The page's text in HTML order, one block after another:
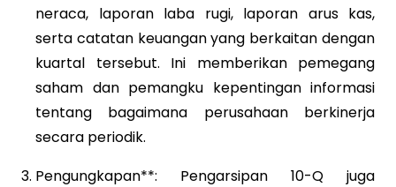
neraca, laporan laba rugi, laporan arus kas,
serta catatan keuangan yang berkaitan dengan
kuartal tersebut. Ini memberikan pemegang
saham dan pemangku kepentingan informasi
tentang bagaimana perusahaan berkinerja
secara periodik.
Pengungkapan**: Pengarsipan 10-Q juga